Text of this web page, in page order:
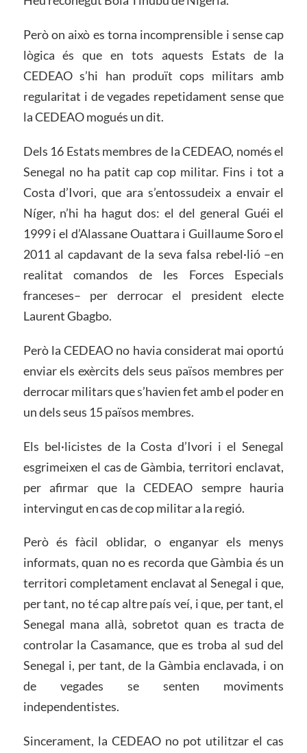
Però on això es torna incomprensible i sense cap
lògica és que en tots aquests Estats de la
CEDEAO s’hi han produït cops militars amb
regularitat i de vegades repetidament sense que
la CEDEAO mogués un dit.
Dels 16 Estats membres de la CEDEAO, només el
Senegal no ha patit cap cop militar. Fins i tot a
Costa d’Ivori, que ara s’entossudeix a envair el
Níger, n’hi ha hagut dos: el del general Guéi el
1999 i el d’Alassane Ouattara i Guillaume Soro el
2011 al capdavant de la seva falsa rebel·lió –en
realitat comandos de les Forces Especials
franceses– per derrocar el president electe
Laurent Gbagbo.
Però la CEDEAO no havia considerat mai oportú
enviar els exèrcits dels seus països membres per
derrocar militars que s’havien fet amb el poder en
un dels seus 15 països membres.
Els bel·licistes de la Costa d’Ivori i el Senegal
esgrimeixen el cas de Gàmbia, territori enclavat,
per afirmar que la CEDEAO sempre hauria
intervingut en cas de cop militar a la regió.
Però és fàcil oblidar, o enganyar els menys
informats, quan no es recorda que Gàmbia és un
territori completament enclavat al Senegal i que,
per tant, no té cap altre país veí, i que, per tant, el
Senegal mana allà, sobretot quan es tracta de
controlar la Casamance, que es troba al sud del
Senegal i, per tant, de la Gàmbia enclavada, i on
de vegades se senten moviments
independentistes.
Sincerament, la CEDEAO no pot utilitzar el cas